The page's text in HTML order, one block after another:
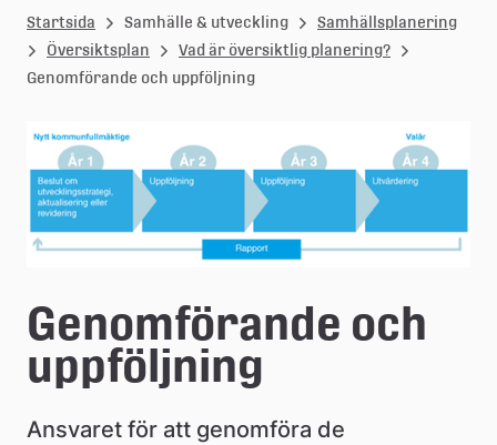
u
l
å
k
o
m
u
n
Startsida Samhälle & utveckling
Samhällsplanering
Översiktsplan
Vad är översiktlig planering?
Genomförande och uppföljning
Genomförande och
uppföljning
Ansvaret för att genomföra de